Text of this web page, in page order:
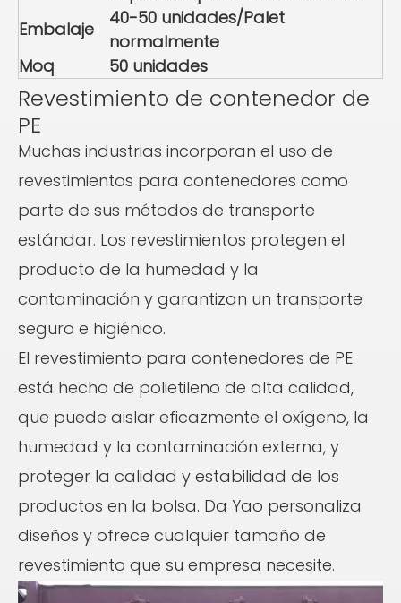
Embalaje
40-50 unidades/Palet
normalmente
Moq
50 unidades
Revestimiento de contenedor de
PE
Muchas industrias incorporan el uso de
revestimientos para contenedores como
parte de sus métodos de transporte
estándar. Los revestimientos protegen el
producto de la humedad y la
contaminación y garantizan un transporte
seguro e higiénico.
El revestimiento para contenedores de PE
está hecho de polietileno de alta calidad,
que puede aislar eficazmente el oxígeno, la
humedad y la contaminación externa, y
proteger la calidad y estabilidad de los
productos en la bolsa. Da Yao personaliza
diseños y ofrece cualquier tamaño de
revestimiento que su empresa necesite.